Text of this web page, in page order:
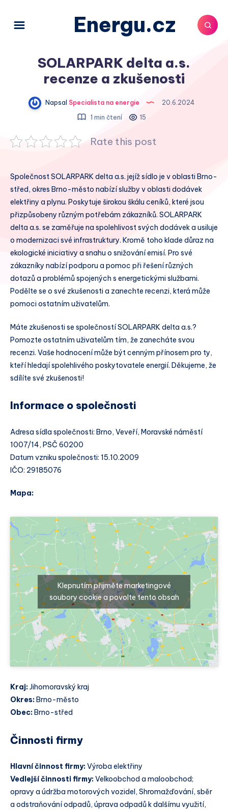
Energu.cz
SOLARPARK delta a.s.
recenze a zkušenosti
Napsal Specialista na energie
20.6.2024
1 min čtení
15
Rate this post
Společnost SOLARPARK delta a.s. jejíž sídlo je v oblasti Brno-
střed, okres Brno-město nabízí služby v oblasti dodávek
elektřiny a plynu. Poskytuje širokou škálu ceníků, které jsou
přizpůsobeny různým potřebám zákazníků. SOLARPARK
delta a.s. se zaměřuje na spolehlivost svých dodávek a usiluje
o modernizaci své infrastruktury. Kromě toho klade důraz na
ekologické iniciativy a snahu o snižování emisí. Pro své
zákazníky nabízí podporu a pomoc při řešení různých
dotazů a problémů spojených s energetickými službami.
Podělte se o své zkušenosti a zanechte recenzi, která může
pomoci ostatním uživatelům.
Máte zkušenosti se společností SOLARPARK delta a.s.?
Pomozte ostatním uživatelům tím, že zanecháte svou
recenzi. Vaše hodnocení může být cenným přínosem pro ty,
kteří hledají spolehlivého poskytovatele energií. Děkujeme, že
sdílíte své zkušenosti!
Informace o společnosti
Adresa sídla společnosti: Brno, Veveří, Moravské náměstí
1007/14, PSČ 60200
Datum vzniku společnosti: 15.10.2009
IČO: 29185076
Mapa:
Klepnutím přijměte marketingové
soubory cookie a povolte tento obsah
Kraj:Jihomoravský kraj
Okres: Brno-město
Obec: Brno-střed
Činnosti firmy
Hlavní činnost firmy:Výroba elektřiny
Vedlejší činnosti firmy:Velkoobchod a maloobchod;
opravy a údržba motorových vozidel, Shromažďování, sběr
a odstraňování odpadů, úprava odpadů k dalšímu využití,